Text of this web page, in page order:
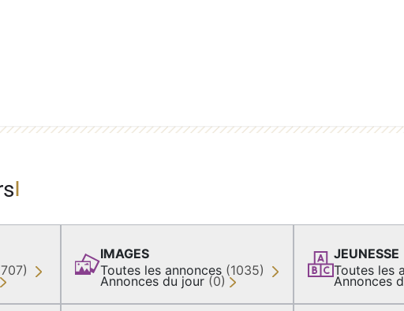
IMAGES
Toutes les annonces (1035)
Annonces du jour (0)
JEUNESSE
Toutes les
Annonces